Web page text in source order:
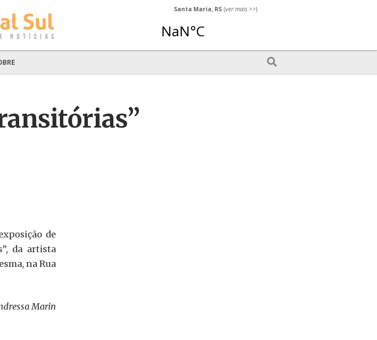
Santa Maria, RS (ver mais >>)
de
da artista
na Rua
Marin